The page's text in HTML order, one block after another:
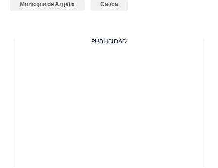
Municipio de Argelia Cauca
PUBLICIDAD